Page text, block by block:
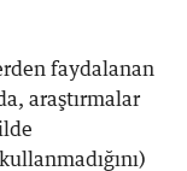
faydalanan
araştırmalar